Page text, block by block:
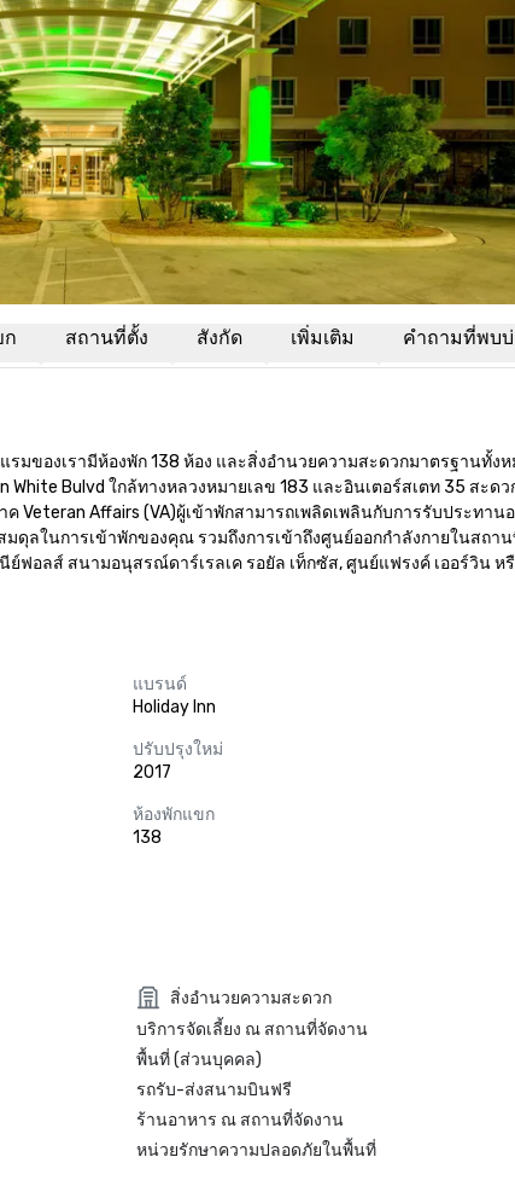
สถานที่ตั้ง สังกัด เพิ่มเติม คำถามที่พบ
มของเรามีห้องพัก 138 ห้อง และสิ่งอำนวยความสะดวกมาตรฐานทั้
White Bulvd ใกล้ทางหลวงหมายเลข 183 และอินเตอร์สเตท 35 สะ
ค Veteran Affairs (VA)ผู้เข้าพักสามารถเพลิดเพลินกับการรับประท
มดุลในการเข้าพักของคุณ รวมถึงการเข้าถึงศูนย์ออกกำลังกายในส
ย์ฟอลส์ สนามอนุสรณ์ดาร์เรลเค รอยัล เท็กซัส, ศูนย์แฟรงค์ เออร์
แบรนด์
Holiday Inn
ปรับปรุงใหม่
2017
ห้องพักแขก
138
สิ่งอำนวยความสะดวก
บริการจัดเลี้ยง ณ สถานที่จัดงาน
พื้นที่ (ส่วนบุคคล)
รถรับ-ส่งสนามบินฟรี
ร้านอาหาร ณ สถานที่จัดงาน
หน่วยรักษาความปลอดภัยในพื้นที่